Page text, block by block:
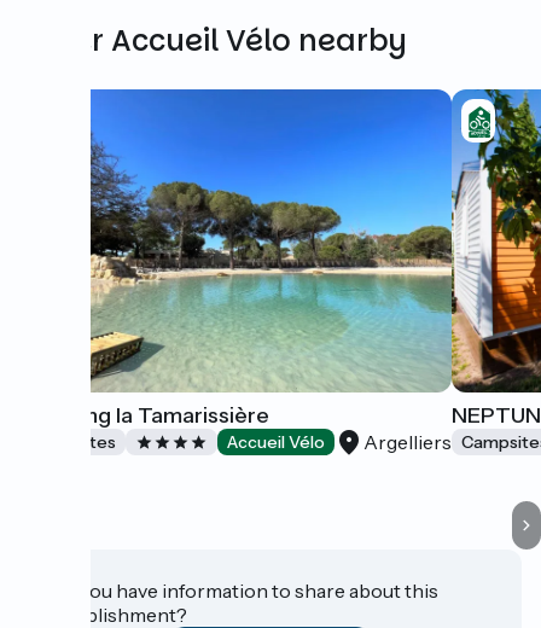
Other Accueil Vélo nearby
Camping la Tamarissière
Campsites Accueil Vélo Argelliers
Do you have information to share about this
establishment?